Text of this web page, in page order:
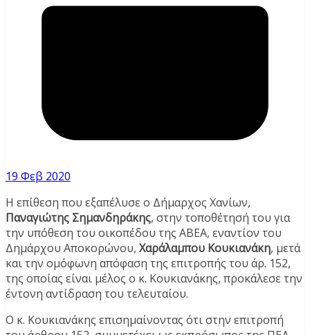
19 Φεβ 2020
Η επίθεση που εξαπέλυσε ο Δήμαρχος Χανίων,
Παναγιώτης Σημανδηράκης, στην τοποθέτησή του για
την υπόθεση του οικοπέδου της ΑΒΕΑ, εναντίον του
Δημάρχου Αποκορώνου, Χαράλαμπου Κουκιανάκη, μετά
και την ομόφωνη απόφαση της επιτροπής του άρ. 152,
της οποίας είναι μέλος ο κ. Κουκιανάκης, προκάλεσε την
έντονη αντίδραση του τελευταίου.
Ο κ. Κουκιανάκης επισημαίνοντας ότι στην επιτροπή